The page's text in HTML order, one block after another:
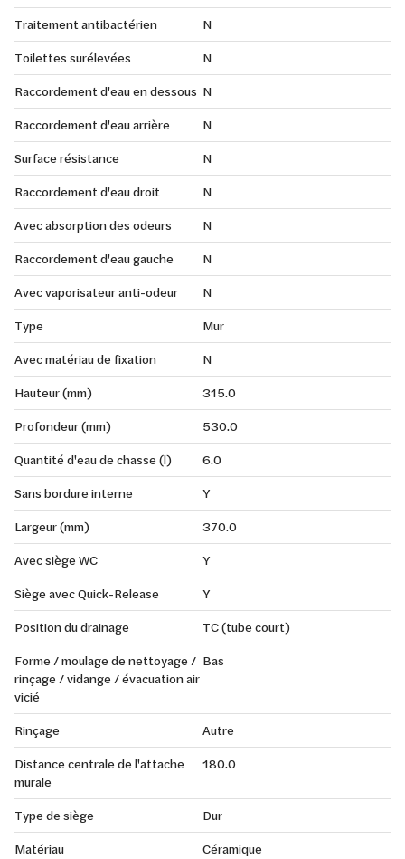
Traitement antibactérien
N
Toilettes surélevées
N
Raccordement d'eau en dessous N
Raccordement d'eau arrière
N
Surface résistance
N
Raccordement d'eau droit
N
Avec absorption des odeurs
N
Raccordement d'eau gauche
N
Avec vaporisateur anti-odeur
N
Type
Mur
Avec matériau de fixation
N
Hauteur (mm)
315.0
Profondeur (mm)
530.0
Quantité d'eau de chasse (l)
6.0
Sans bordure interne
Y
Largeur (mm)
370.0
Avec siège WC
Y
Siège avec Quick-Release
Y
Position du drainage
TC (tube court)
Forme / moulage de nettoyage /
rinçage / vidange / évacuation air
vicié
Bas
Rinçage
Autre
Distance centrale de l'attache
murale
180.0
Type de siège
Dur
Matériau
Céramique